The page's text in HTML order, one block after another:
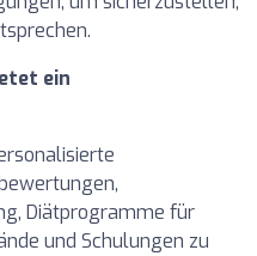
ein
Diätprogramme für
und Schulungen zu